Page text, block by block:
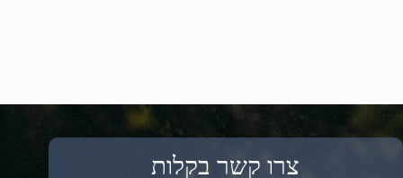
צרו קשר בקלות